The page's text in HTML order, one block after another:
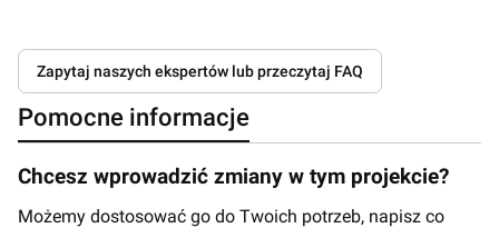
Zapytaj naszych ekspertów lub przeczytaj FAQ
Pomocne informacje
Chcesz wprowadzić zmiany w tym projekcie?
Możemy dostosować go do Twoich potrzeb, napisz co